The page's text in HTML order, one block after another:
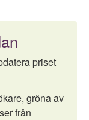
priset
gröna av
från